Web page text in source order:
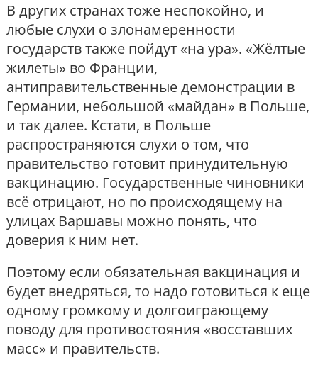
В других странах тоже неспокойно, и
любые слухи о злонамеренности
государств также пойдут «на ура». «Жёлтые
жилеты» во Франции,
антиправительственные демонстрации в
Германии, небольшой «майдан» в Польше,
и так далее. Кстати, в Польше
распространяются слухи о том, что
правительство готовит принудительную
вакцинацию. Государственные чиновники
всё отрицают, но по происходящему на
улицах Варшавы можно понять, что
доверия к ним нет.
Поэтому если обязательная вакцинация и
будет внедряться, то надо готовиться к еще
одному громкому и долгоиграющему
поводу для противостояния «восставших
масс» и правительств.